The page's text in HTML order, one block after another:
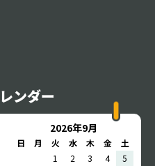
ンダー
2026年9月
日 月 火 水 木 金
土
1
2 3 4
5